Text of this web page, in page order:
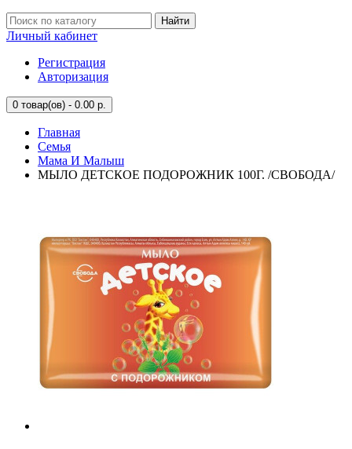
Найти
Личный кабинет
Регистрация
Авторизация
0 товар(ов) - 0.00 р.
Главная
Семья
Мама И Малыш
МЫЛО ДЕТСКОЕ ПОДОРОЖНИК 100Г. /СВОБОДА/